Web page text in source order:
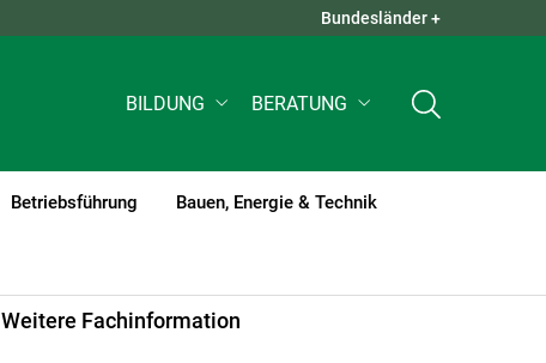
QUICK LINKS +
Bundesländer +
BILDUNG BERATUNG
Betriebsführung Bauen, Energie & Technik
Weitere Fachinformation